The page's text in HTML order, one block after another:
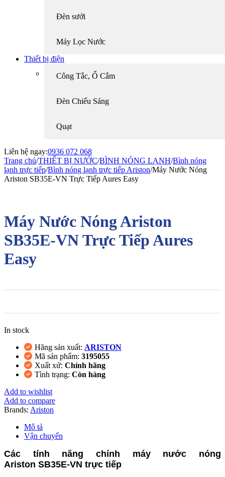
Đèn sưởi
Máy Lọc Nước
Thiết bị điện
Công Tắc, Ổ Cắm
Đèn Chiếu Sáng
Quạt
Liên hệ ngay:0936 072 068
Trang chủ/THIẾT BỊ NƯỚC/BÌNH NÓNG LẠNH/Bình nóng
lạnh trực tiếp/Bình nóng lạnh trực tiếp Ariston/Máy Nước Nóng
Ariston SB35E-VN Trực Tiếp Aures Easy
Máy Nước Nóng Ariston
SB35E-VN Trực Tiếp Aures
Easy
In stock
Hãng sản xuất: ARISTON
Mã sản phẩm: 3195055
Xuất xứ: Chính hãng
Tình trạng: Còn hàng
Add to wishlist
Add to compare
Brands: Ariston
Mô tả
Vận chuyển
Các tính năng chính máy nước nóng
Ariston SB35E-VN trực tiếp